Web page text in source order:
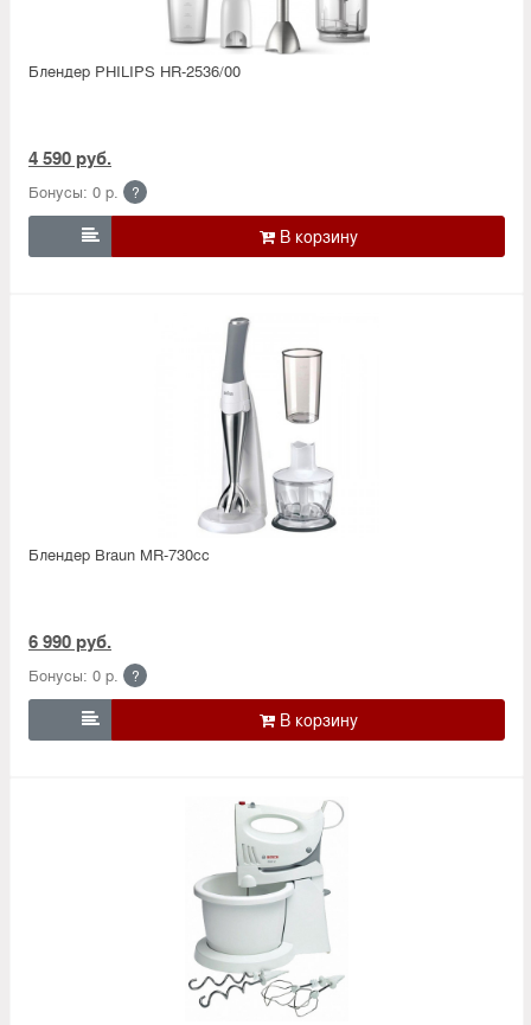
Блендер PHILIPS HR-2536/00
4 590 руб.
Бонусы: 0 р. ?

Блендер Braun MR-730сс
6 990 руб.
Бонусы: 0 р. ?
